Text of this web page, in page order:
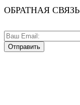
ОБРАТНАЯ СВЯЗЬ